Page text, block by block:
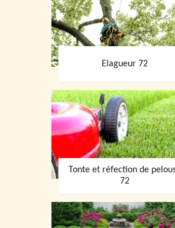
Elagueur 72
Tonte et réfection de
72